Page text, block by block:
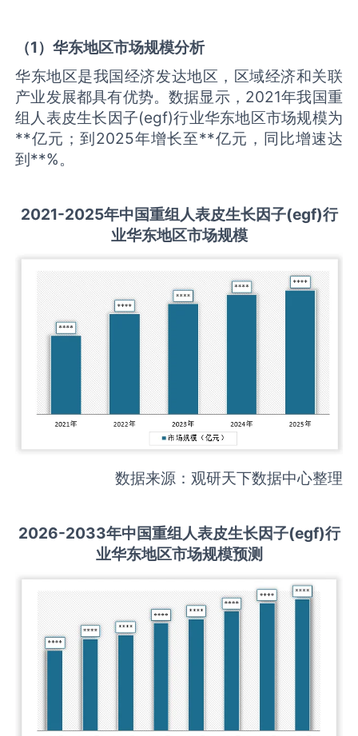
（1）华东地区市场规模分析
华东地区是我国经济发达地区，区域经济和关联
产业发展都具有优势。数据显示，2021年我国重
组人表皮生长因子(egf)行业华东地区市场规模为
**亿元；到2025年增长至**亿元，同比增速达
到**%。
2021-2025年中国重组人表皮生长因子(egf)行
业华东地区市场规模
数据来源：观研天下数据中心整理
2026-2033年中国重组人表皮生长因子(egf)行
业华东地区市场规模预测